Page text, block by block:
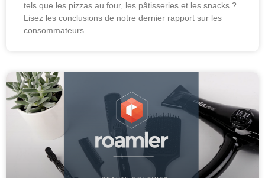
tels que les pizzas au four, les pâtisseries et les snacks ?
Lisez les conclusions de notre dernier rapport sur les
consommateurs.